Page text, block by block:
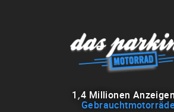
1 ,4 Millionen